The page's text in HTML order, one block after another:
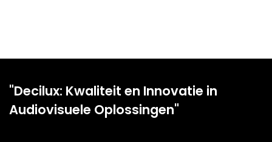
"Decilux: Kwaliteit en Innovatie in
Audiovisuele Oplossingen"